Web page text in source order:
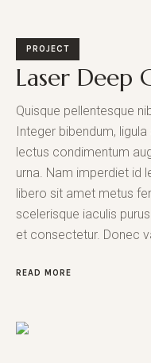
PROJECT
Laser Deep
Quisque pellentesque
Integer bibendum,
lectus condimentum
urna. Nam imperdiet id
libero sit amet metus
scelerisque iaculis
et consectetur. Donec
READ MORE